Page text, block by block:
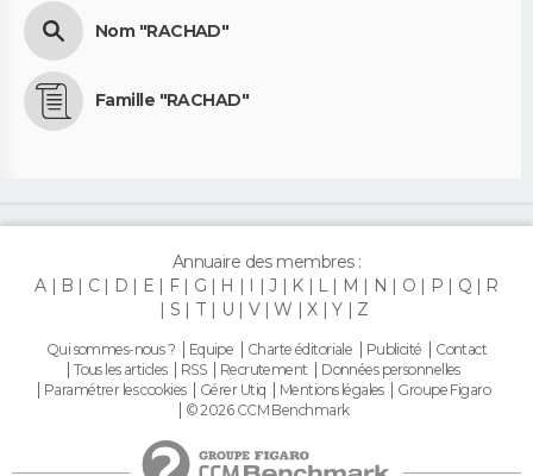
Nom "RACHAD"
Famille "RACHAD"
Annuaire des membres :
A
B C D E F G H I J K L M N O P Q
R
S
T U V W X Y Z
Qui sommes-nous ? Equipe Charte éditoriale Publicité
Contact
Tous les articles
RSS Recrutement
Données personnelles
Paramétrer les cookies
Gérer Utiq Mentions légales
Groupe Figaro
© 2026 CCM Benchmark